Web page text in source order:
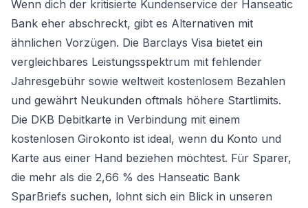
Wenn dich der kritisierte Kundenservice der Hanseatic
Bank eher abschreckt, gibt es Alternativen mit
ähnlichen Vorzügen. Die Barclays Visa bietet ein
vergleichbares Leistungsspektrum mit fehlender
Jahresgebühr sowie weltweit kostenlosem Bezahlen
und gewährt Neukunden oftmals höhere Startlimits.
Die DKB Debitkarte in Verbindung mit einem
kostenlosen Girokonto ist ideal, wenn du Konto und
Karte aus einer Hand beziehen möchtest. Für Sparer,
die mehr als die 2,66 % des Hanseatic Bank
SparBriefs suchen, lohnt sich ein Blick in unseren